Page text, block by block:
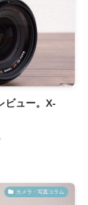
ビュー。X-
カメラ・写真コラム